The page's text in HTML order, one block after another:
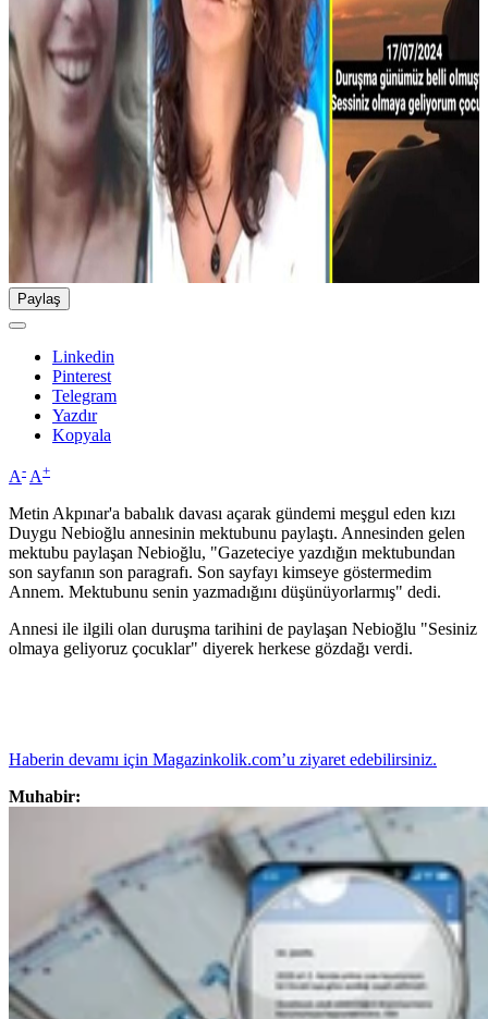
Paylaş
Linkedin
Pinterest
Telegram
Yazdır
Kopyala
A- A+
Metin Akpınar'a babalık davası açarak gündemi meşgul eden kızı
Duygu Nebioğlu annesinin mektubunu paylaştı. Annesinden gelen
mektubu paylaşan Nebioğlu, "Gazeteciye yazdığın mektubundan
son sayfanın son paragrafı. Son sayfayı kimseye göstermedim
Annem. Mektubunu senin yazmadığını düşünüyorlarmış" dedi.
Annesi ile ilgili olan duruşma tarihini de paylaşan Nebioğlu "Sesiniz
olmaya geliyoruz çocuklar" diyerek herkese gözdağı verdi.
Haberin devamı için Magazinkolik.com’u ziyaret edebilirsiniz.
Muhabir: